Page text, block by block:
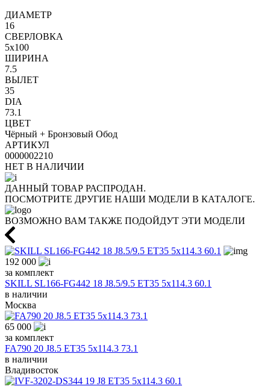
ДИАМЕТР
16
СВЕРЛОВКА
5x100
ШИРИНА
7.5
ВЫЛЕТ
35
DIA
73.1
ЦВЕТ
Чёрный + Бронзовый Обод
АРТИКУЛ
0000002210
НЕТ В НАЛИЧИИ
ДАННЫЙ ТОВАР РАСПРОДАН.
ПОСМОТРИТЕ ДРУГИЕ НАШИ МОДЕЛИ В КАТАЛОГЕ.
ВОЗМОЖНО ВАМ ТАКЖЕ ПОДОЙДУТ ЭТИ МОДЕЛИ
192 000
за комплект
SKILL SL166-FG442 18 J8.5/9.5 ET35 5x114.3 60.1
в наличии
Москва
65 000
за комплект
FA790 20 J8.5 ET35 5x114.3 73.1
в наличии
Владивосток